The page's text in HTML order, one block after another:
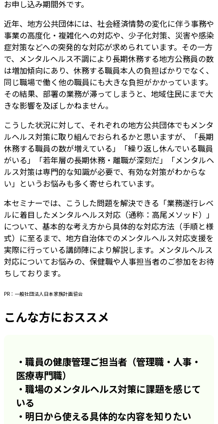
お申し込み期間外です。
近年、地方公共団体には、社会経済情勢の変化に伴う事務や
事業の高度化・複雑化への対応や、少子化対策、災害や感染
症対策などへの突発的な対応が求められています。その一方
で、メンタルヘルス不調により長期休務する地方公務員の数
は増加傾向にあり、休務する職員本人の負担ばかりでなく、
同じ職場で働く他の職員にも大きな負担がかかっています。
その結果、部署の業務が滞ってしまうと、地域住民にまで大
きな影響を及ぼしかねません。
こうした状況に対して、それぞれの地方公共団体でもメンタ
ルヘルス対策に取り組んでおられるかと思いますが、「長期
休務する職員の数が増えている」「繰り返し休んでいる職員
がいる」「若年層の長期休務・離職が深刻だ」「メンタルヘ
ルス対策は専門的な知識が必要で、有効な対策がわからな
い」というお悩みも多く寄せられています。
本セミナーでは、こうした問題を解決できる「業務遂行レベ
ルに着目したメンタルヘルス対応（通称：高尾メソッド）」
について、基本的な考え方から具体的な対応方法（手順と様
式）に至るまで、地方自治体でのメンタルヘルス対応支援を
実際に行っている講師陣により解説します。メンタルヘルス
対応についてお悩みの、保健職や人事担当者のご参加をお待
ちしております。
PR：一般社団法人日本家族計画協会
こんな方におススメ
・職員の健康管理ご担当者（管理職・人事・
医療専門職）
・職場のメンタルヘルス対策に課題を感じて
いる
・明日から使える具体的な内容を知りたい